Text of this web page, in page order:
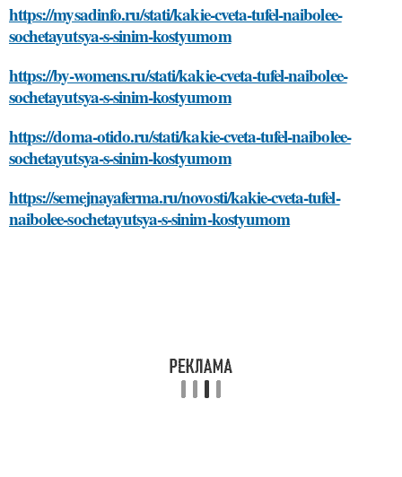
https://mysadinfo.ru/stati/kakie-cveta-tufel-naibolee-
sochetayutsya-s-sinim-kostyumom
https://by-womens.ru/stati/kakie-cveta-tufel-naibolee-
sochetayutsya-s-sinim-kostyumom
https://doma-otido.ru/stati/kakie-cveta-tufel-naibolee-
sochetayutsya-s-sinim-kostyumom
https://semejnayaferma.ru/novosti/kakie-cveta-tufel-
naibolee-sochetayutsya-s-sinim-kostyumom